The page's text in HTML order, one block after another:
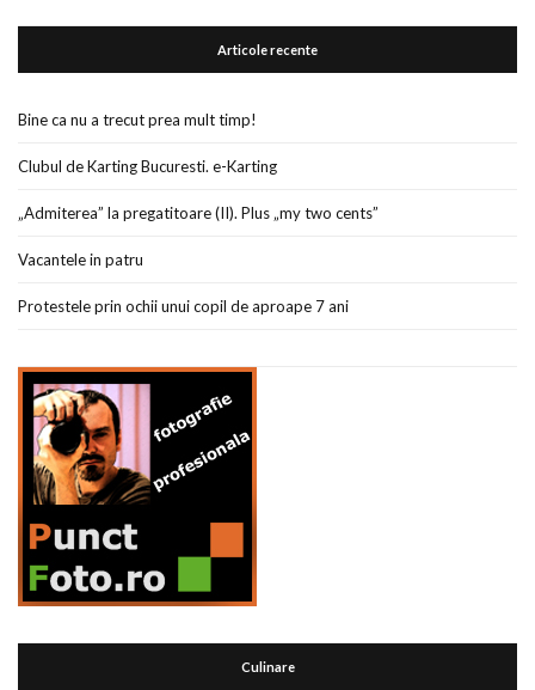
Articole recente
Bine ca nu a trecut prea mult timp!
Clubul de Karting Bucuresti. e-Karting
„Admiterea” la pregatitoare (II). Plus „my two cents”
Vacantele in patru
Protestele prin ochii unui copil de aproape 7 ani
Culinare